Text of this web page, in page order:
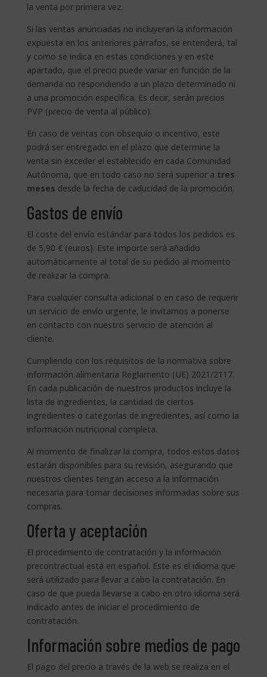
la venta por primera vez.
Si las ventas anunciadas no incluyeran la información
expuesta en los anteriores párrafos, se entenderá, tal
y como se indica en estas condiciones y en este
apartado, que el precio puede variar en función de la
demanda no respondiendo a un plazo determinado ni
a una promoción específica. Es decir, serán precios
PVP (precio de venta al público).
En caso de ventas con obsequio o incentivo, este
podrá ser entregado en el plazo que determine la
venta sin exceder el establecido en cada Comunidad
Autónoma, que en todo caso no será superior a tres
meses desde la fecha de caducidad de la promoción.
Gastos de envío
El coste del envío estándar para todos los pedidos es
de 5,90 € (euros). Este importe será añadido
automáticamente al total de su pedido al momento
de realizar la compra.
Para cualquier consulta adicional o en caso de requerir
un servicio de envío urgente, le invitamos a ponerse
en contacto con nuestro servicio de atención al
cliente.
Cumpliendo con los requisitos de la normativa sobre
información alimentaria Reglamento (UE) 2021/2117.
En cada publicación de nuestros productos incluye la
lista de ingredientes, la cantidad de ciertos
ingredientes o categorías de ingredientes, así como la
información nutricional completa.
Al momento de finalizar la compra, todos estos datos
estarán disponibles para su revisión, asegurando que
nuestros clientes tengan acceso a la información
necesaria para tomar decisiones informadas sobre sus
compras.
Oferta y aceptación
El procedimiento de contratación y la información
precontractual está en español. Este es el idioma que
será utilizado para llevar a cabo la contratación. En
caso de que pueda llevarse a cabo en otro idioma será
indicado antes de iniciar el procedimiento de
contratación.
Información sobre medios de pago
El pago del precio a través de la web se realiza en el